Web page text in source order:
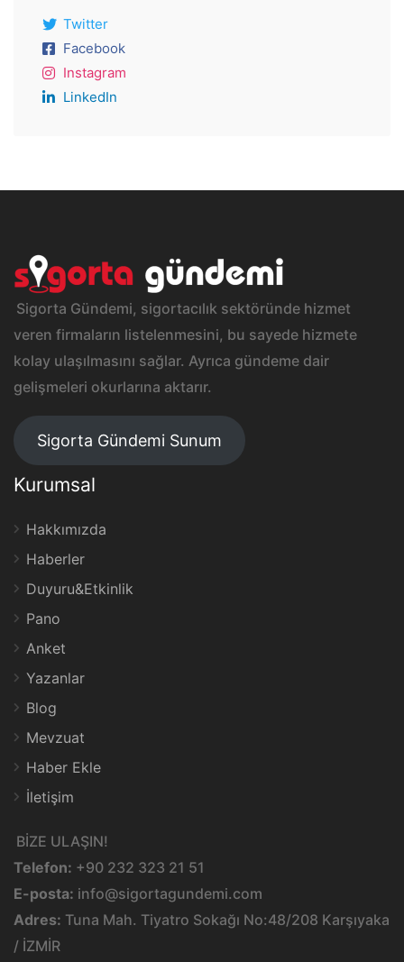
Twitter
Facebook
Instagram
LinkedIn
Sigorta Gündemi, sigortacılık sektöründe hizmet
veren firmaların listelenmesini, bu sayede hizmete
kolay ulaşılmasını sağlar. Ayrıca gündeme dair
gelişmeleri okurlarına aktarır.
Sigorta Gündemi Sunum
Kurumsal
Hakkımızda
Haberler
Duyuru&Etkinlik
Pano
Anket
Yazanlar
Blog
Mevzuat
Haber Ekle
İletişim
BİZE ULAŞIN!
Telefon: +90 232 323 21 51
E-posta: info@sigortagundemi.com
Adres: Tuna Mah. Tiyatro Sokağı No:48/208 Karşıyaka
/ İZMİR